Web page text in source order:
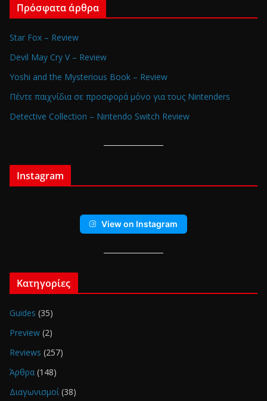
Πρόσφατα άρθρα
Star Fox – Review
Devil May Cry V – Review
Yoshi and the Mysterious Book – Review
Πέντε παιχνίδια σε προσφορά μόνο για τους Nintenders
Detective Collection – Nintendo Switch Review
Instagram
View on Instagram
Κατηγορίες
Guides (35)
Preview (2)
Reviews (257)
Άρθρα (148)
Διαγωνισμοί (38)